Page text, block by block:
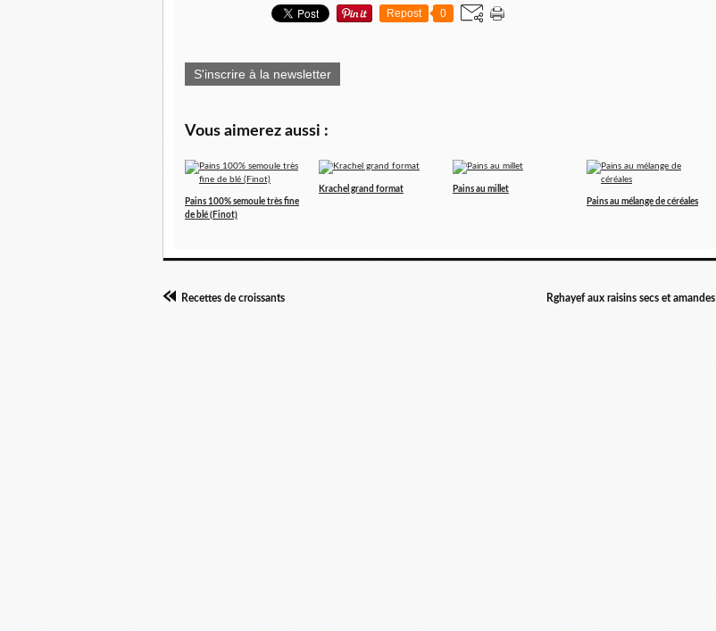
Repost 0
S'inscrire à la newsletter
Vous aimerez aussi :
Pains 100% semoule très fine
de blé (Finot)
Krachel grand format
Pains au millet
Pains au mélange de céréales
Recettes de croissants Rghayef aux raisins secs et amandes